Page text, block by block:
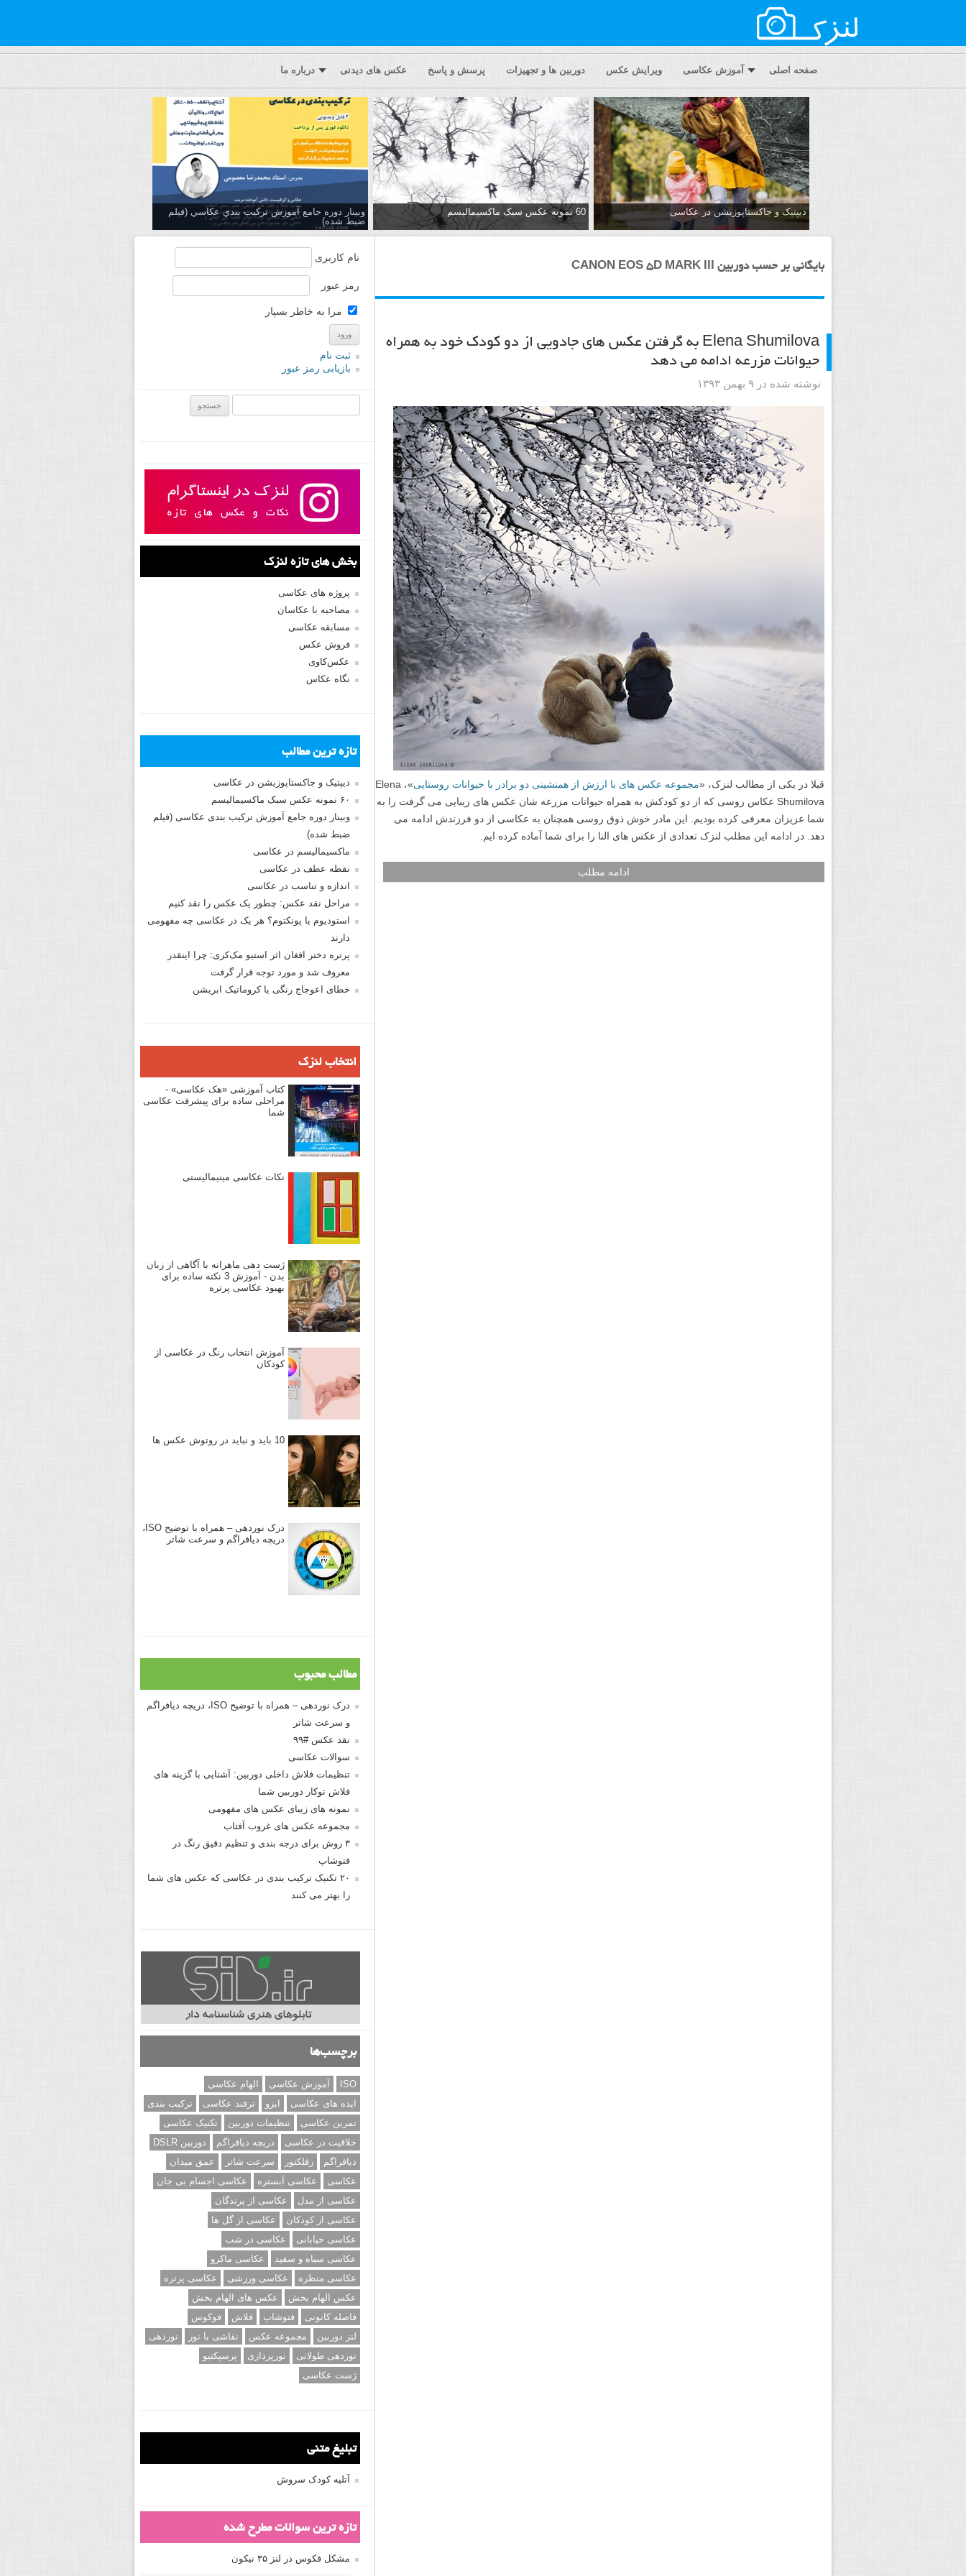
صفحه اصلی آموزش عکاسی ویرایش عکس دوربین ها و تجهیزات پرسش و پاسخ عکس های دیدنی درباره ما
دیپتیک و جاکستا‌پوزیشن در عکاسی 60 نمونه عکس سبک ماکسیمالیسم
وبینار دوره جامع آموزش تركيب بندي عكاسي (فیلم
ضبط شده)
بایگانی بر حسب دوربین CANON EOS 5D MARK III
Elena Shumilova به گرفتن عکس های جادویی از دو کودک خود به همراه
حیوانات مزرعه ادامه می دهد
نوشته شده در ۹ بهمن ۱۳۹۳
قبلا در یکی از مطالب لنزک، «مجموعه عکس های با ارزش از همنشینی دو برادر با حیوانات روستایی
»، Elena
Shumilova عکاس روسی که از دو کودکش به همراه حیوانات مزرعه شان عکس های زیبایی می گرفت را به
شما عزیزان معرفی کرده بودیم. این مادر خوش ذوق روسی همچنان به عکاسی از دو فرزندش ادامه می
دهد. در ادامه این مطلب لنزک تعدادی از عکس های النا را برای شما آماده کرده ایم.
ادامه مطلب
نام کاربری
رمز عبور
مرا به خاطر بسپار
ثبت نام
بازیابی رمز عبور
بخش های تازه لنزک
پروژه های عکاسی
مصاحبه با عکاسان
مسابقه عکاسی
فروش عکس
عکس‌کاوی
نگاه عکاس
تازه ترین مطالب
دیپتیک و جاکستا‌پوزیشن در عکاسی
۶۰ نمونه عکس سبک ماکسیمالیسم
وبینار دوره جامع آموزش ترکیب بندی عکاسی (فیلم
ضبط شده)
ماکسیمالیسم در عکاسی
نقطه عطف در عکاسی
اندازه و تناسب در عکاسی
مراحل نقد عکس: چطور یک عکس را نقد کنیم
استودیوم یا پونکتوم؟ هر یک در عکاسی چه مفهومی
دارند
پرتره دختر افغان اثر استیو مک‌کری: چرا اینقدر
معروف شد و مورد توجه قرار گرفت
خطای اعوجاج رنگی یا کروماتیک ابریشن
انتخاب لنزک
کتاب آموزشی «هک عکاسی» -
مراحلی ساده برای پیشرفت عکاسی
شما
نکات عکاسی مینیمالیستی
ژست دهی ماهرانه با آگاهی از زبان
بدن - آموزش 3 نکته ساده برای
بهبود عکاسی پرتره
آموزش انتخاب رنگ در عکاسی از
کودکان
10 باید و نباید در روتوش عکس ها
درک نوردهی – همراه با توضیح ISO،
دریچه دیافراگم و سرعت شاتر
مطالب محبوب
درک نوردهی – همراه با توضیح ISO، دریچه دیافراگم
و سرعت شاتر
نقد عکس #۹۹
سوالات عکاسی
تنظیمات فلاش داخلی دوربین: آشنایی با گزینه های
فلاش توکار دوربین شما
نمونه های زیبای عکس های مفهومی
مجموعه عکس های غروب آفتاب
۳ روش برای درجه بندی و تنظیم دقیق رنگ در
فتوشاپ
۲۰ تکنیک ترکیب بندی در عکاسی که عکس های شما
را بهتر می کنند
برچسب‌ها
ISO آموزش عکاسی
الهام عکاسی
ایده های عکاسی
ایزو ترفند عکاسی
ترکیب بندی
تمرین عکاسی
تنظیمات دوربین
تکنیک عکاسی
خلاقیت در عکاسی
دریچه دیافراگم
دوربین DSLR
دیافراگم
رفلکتور سرعت شاتر
عمق میدان
عکاسی
عکاسی آبستره
عکاسی اجسام بی جان
عکاسی از مدل
عکاسی از پرندگان
عکاسی از کودکان
عکاسی از گل ها
عکاسی خیابانی
عکاسی در شب
عکاسی سیاه و سفید
عکاسی ماکرو
عکاسی منظره
عکاسی ورزشی
عکاسی پرتره
عکس الهام بخش
عکس های الهام بخش
فاصله کانونی
فتوشاپ فلاش
فوکوس
لنز دوربین
مجموعه عکس نقاشی با نور
نوردهی
نوردهی طولانی
نورپردازی
پرسپکتیو
ژست عکاسی
تبلیغ متنی
آتلیه کودک سروش
تازه ترین سوالات مطرح شده
مشکل فکوس در لنز ۳۵ نیکون